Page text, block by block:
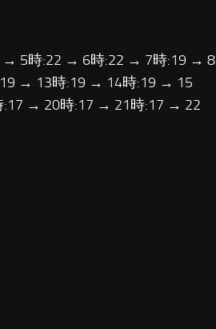
5時:22 → 6時:22 → 7時:19 → 8
→ 13時:19 → 14時:19 → 15
→ 20時:17 → 21時:17 → 22